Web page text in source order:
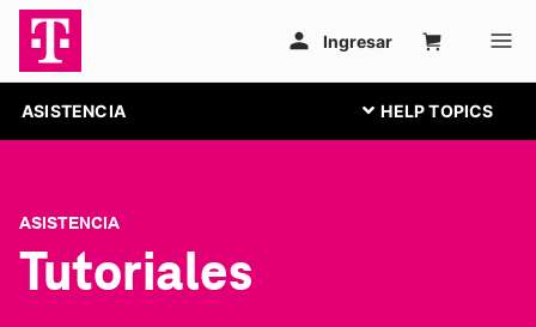
ASISTENCIA
ASISTENCIA
Tutoriales